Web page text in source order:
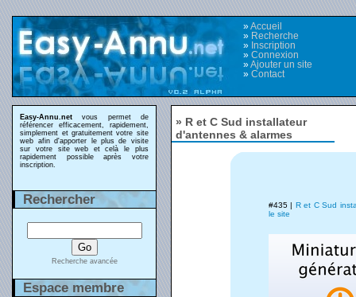
»Accueil
» Recherche
» Inscription
» Connexion
»Ajouter un site
» Contact
Easy-Annu.net vous permet de
référencer efficacement, rapidement,
simplement et gratuitement votre site
web afin d'apporter le plus de visite
sur votre site web et celà le plus
rapidement possible après votre
inscription.
Rechercher
Recherche avancée
Espace membre
» R et C Sud installateur
d'antennes & alarmes
#435 |
R et C Sud
le site